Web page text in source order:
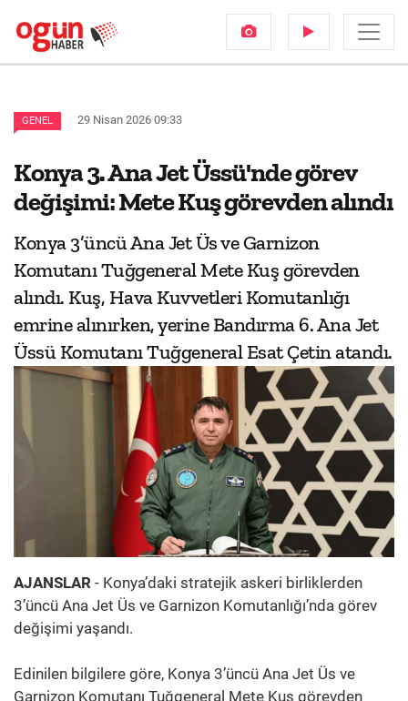
GENEL 29 Nisan 2026 09:33
Konya 3. Ana Jet Üssü'nde görev
değişimi: Mete Kuş görevden alındı
Konya 3’üncü Ana Jet Üs ve Garnizon
Komutanı Tuğgeneral Mete Kuş görevden
alındı. Kuş, Hava Kuvvetleri Komutanlığı
emrine alınırken, yerine Bandırma 6. Ana Jet
Üssü Komutanı Tuğgeneral Esat Çetin atandı.
AJANSLAR - Konya’daki stratejik askeri birliklerden
3’üncü Ana Jet Üs ve Garnizon Komutanlığı’nda görev
değişimi yaşandı.
Edinilen bilgilere göre, Konya 3’üncü Ana Jet Üs ve
Garnizon Komutanı Tuğgeneral Mete Kuş görevden